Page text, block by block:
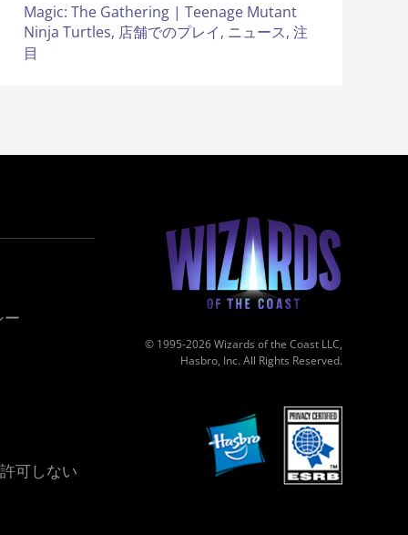
Magic: The Gathering | Teenage Mutant
Ninja Turtles, 店舗でのプレイ, ニュース, 注
目
ー
可しない
© 1995-2026 Wizards of the Coast LLC,
Hasbro, Inc. All Rights Reserved.